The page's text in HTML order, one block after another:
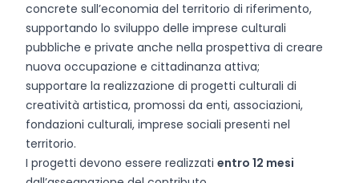
concrete sull’economia del territorio di riferimento,
supportando lo sviluppo delle imprese culturali
pubbliche e private anche nella prospettiva di creare
nuova occupazione e cittadinanza attiva;
supportare la realizzazione di progetti culturali di
creatività artistica, promossi da enti, associazioni,
fondazioni culturali, imprese sociali presenti nel
territorio.
I progetti devono essere realizzati entro 12 mesi